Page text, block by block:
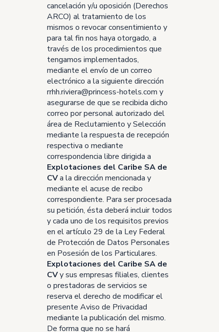
cancelación y/u oposición (Derechos
ARCO) al tratamiento de los
mismos o revocar consentimiento y
para tal fin nos haya otorgado, a
través de los procedimientos que
tengamos implementados,
mediante el envío de un correo
electrónico a la siguiente dirección
rrhh.riviera@princess-hotels.com y
asegurarse de que se recibida dicho
correo por personal autorizado del
área de Reclutamiento y Selección
mediante la respuesta de recepción
respectiva o mediante
correspondencia libre dirigida a
Explotaciones del Caribe SA de
CVa la dirección mencionada y
mediante el acuse de recibo
correspondiente. Para ser procesada
su petición, ésta deberá incluir todos
y cada uno de los requisitos previos
en el artículo 29 de la Ley Federal
de Protección de Datos Personales
en Posesión de los Particulares.
Explotaciones del Caribe SA de
CVy sus empresas filiales, clientes
o prestadoras de servicios se
reserva el derecho de modificar el
presente Aviso de Privacidad
mediante la publicación del mismo.
De forma que no se hará